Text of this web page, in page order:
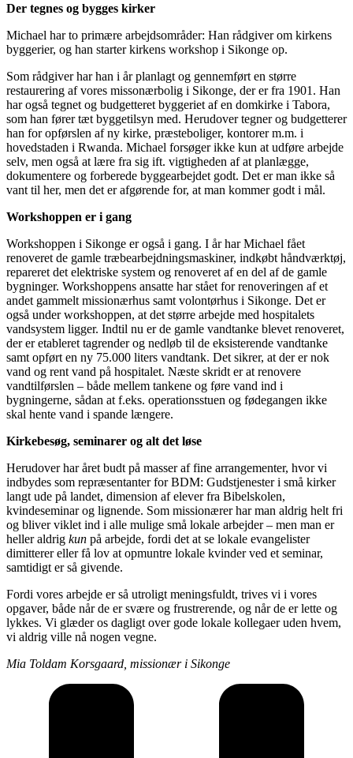
Der tegnes og bygges kirker
Michael har to primære arbejdsområder: Han rådgiver om kirkens
byggerier, og han starter kirkens workshop i Sikonge op.
Som rådgiver har han i år planlagt og gennemført en større
restaurering af vores missonærbolig i Sikonge, der er fra 1901. Han
har også tegnet og budgetteret byggeriet af en domkirke i Tabora,
som han fører tæt byggetilsyn med. Herudover tegner og budgetterer
han for opførslen af ny kirke, præsteboliger, kontorer m.m. i
hovedstaden i Rwanda. Michael forsøger ikke kun at udføre arbejde
selv, men også at lære fra sig ift. vigtigheden af at planlægge,
dokumentere og forberede byggearbejdet godt. Det er man ikke så
vant til her, men det er afgørende for, at man kommer godt i mål.
Workshoppen er i gang
Workshoppen i Sikonge er også i gang. I år har Michael fået
renoveret de gamle træbearbejdningsmaskiner, indkøbt håndværktøj,
repareret det elektriske system og renoveret af en del af de gamle
bygninger. Workshoppens ansatte har stået for renoveringen af et
andet gammelt missionærhus samt volontørhus i Sikonge. Det er
også under workshoppen, at det større arbejde med hospitalets
vandsystem ligger. Indtil nu er de gamle vandtanke blevet renoveret,
der er etableret tagrender og nedløb til de eksisterende vandtanke
samt opført en ny 75.000 liters vandtank. Det sikrer, at der er nok
vand og rent vand på hospitalet. Næste skridt er at renovere
vandtilførslen – både mellem tankene og føre vand ind i
bygningerne, sådan at f.eks. operationsstuen og fødegangen ikke
skal hente vand i spande længere.
Kirkebesøg, seminarer og alt det løse
Herudover har året budt på masser af fine arrangementer, hvor vi
indbydes som repræsentanter for BDM: Gudstjenester i små kirker
langt ude på landet, dimension af elever fra Bibelskolen,
kvindeseminar og lignende. Som missionærer har man aldrig helt fri
og bliver viklet ind i alle mulige små lokale arbejder – men man er
heller aldrig kun på arbejde, fordi det at se lokale evangelister
dimitterer eller få lov at opmuntre lokale kvinder ved et seminar,
samtidigt er så givende.
Fordi vores arbejde er så utroligt meningsfuldt, trives vi i vores
opgaver, både når de er svære og frustrerende, og når de er lette og
lykkes. Vi glæder os dagligt over gode lokale kollegaer uden hvem,
vi aldrig ville nå nogen vegne.
Mia Toldam Korsgaard, missionær i Sikonge